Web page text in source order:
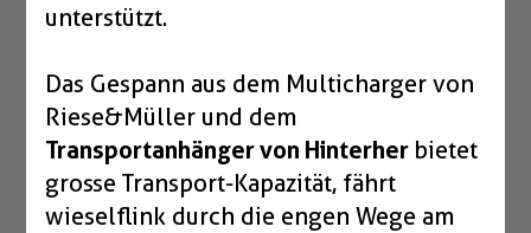
unterstützt.
Das Gespann aus dem Multicharger von
Riese&Müller und dem
Transportanhänger von Hinterher bietet
grosse Transport-Kapazität, fährt
wieselflink durch die engen Wege am